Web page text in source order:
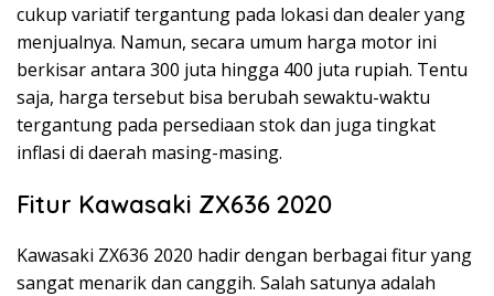
cukup variatif tergantung pada lokasi dan dealer yang
menjualnya. Namun, secara umum harga motor ini
berkisar antara 300 juta hingga 400 juta rupiah. Tentu
saja, harga tersebut bisa berubah sewaktu-waktu
tergantung pada persediaan stok dan juga tingkat
inflasi di daerah masing-masing.
Fitur Kawasaki ZX636 2020
Kawasaki ZX636 2020 hadir dengan berbagai fitur yang
sangat menarik dan canggih. Salah satunya adalah